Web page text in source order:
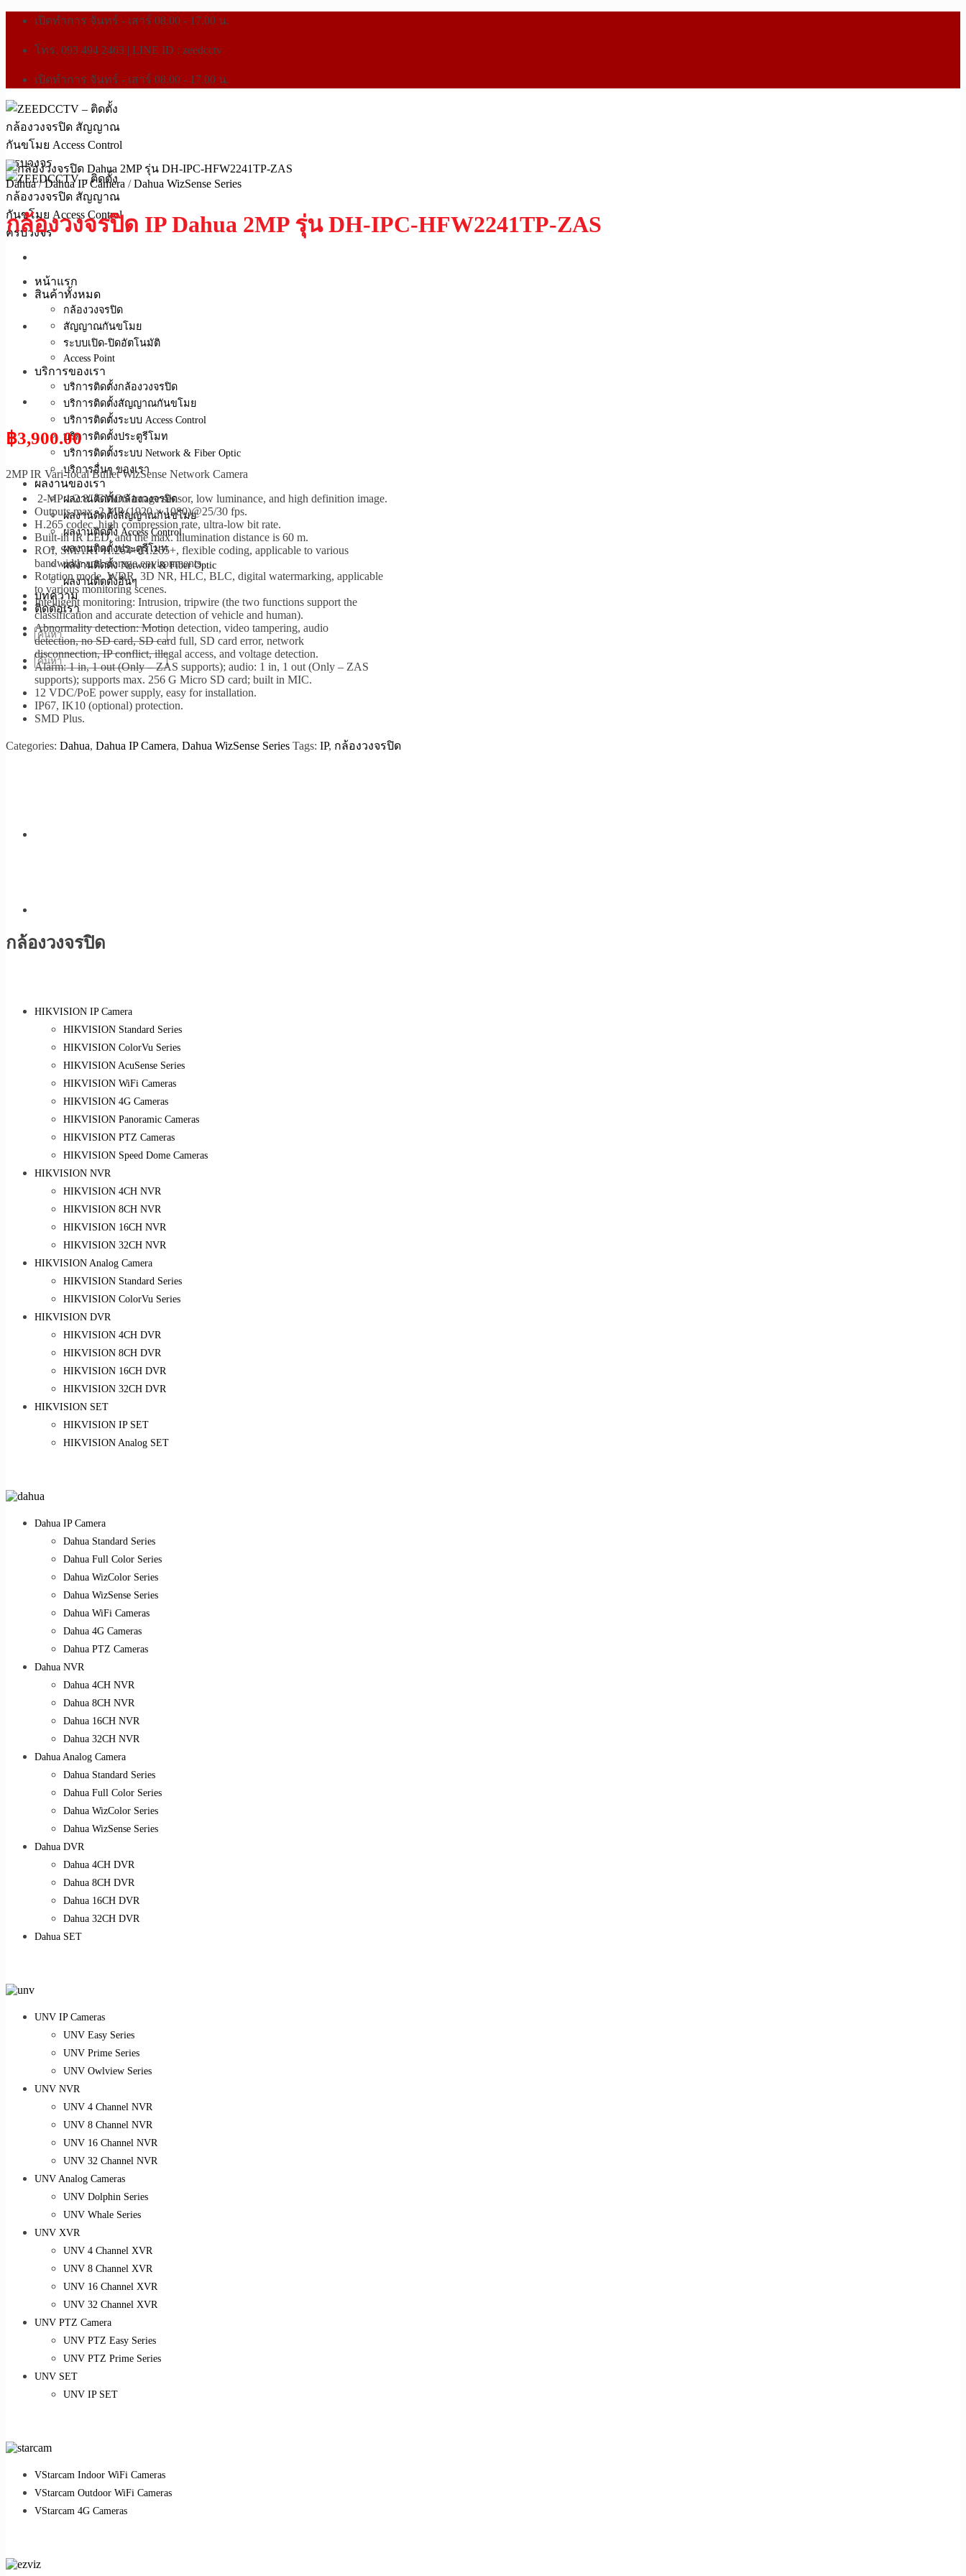
เปิดทำการ จันทร์ - เสาร์ 08.00 - 17.00 น.
โทร. 093 494 2463 | LINE ID : zeedcctv
เปิดทำการ จันทร์ - เสาร์ 08.00 - 17.00 น.
หน้าแรก
สินค้าทั้งหมด
กล้องวงจรปิด
สัญญาณกันขโมย
ระบบเปิด-ปิดอัตโนมัติ
Access Point
บริการของเรา
บริการติดตั้งกล้องวงจรปิด
บริการติดตั้งสัญญาณกันขโมย
บริการติดตั้งระบบ Access Control
บริการติดตั้งประตูรีโมท
บริการติดตั้งระบบ Network & Fiber Optic
บริการอื่นๆ ของเรา
ผลงานของเรา
ผลงานติดตั้งกล้องวงจรปิด
ผลงานติดตั้งสัญญาณกันขโมย
ผลงานติดตั้ง Access Control
ผลงานติดตั้งประตูรีโมท
ผลงานติดตั้ง Network & Fiber Optic
ผลงานติดตั้งอื่นๆ
บทความ
ติดต่อเรา
Dahua / Dahua IP Camera / Dahua WizSense Series
กล้องวงจรปิด IP Dahua 2MP รุ่น DH-IPC-HFW2241TP-ZAS
฿3,900.00
2MP IR Vari-focal Bullet WizSense Network Camera
2-MP 1/2.8″ CMOS image sensor, low luminance, and high definition image.
Outputs max. 2 MP (1920 × 1080)@25/30 fps.
H.265 codec, high compression rate, ultra-low bit rate.
Built-in IR LED, and the max. illumination distance is 60 m.
ROI, SMART H.264+/H.265+, flexible coding, applicable to various
bandwidth and storage environments.
Rotation mode, WDR, 3D NR, HLC, BLC, digital watermarking, applicable
to various monitoring scenes.
Intelligent monitoring: Intrusion, tripwire (the two functions support the
classification and accurate detection of vehicle and human).
Abnormality detection: Motion detection, video tampering, audio
detection, no SD card, SD card full, SD card error, network
disconnection, IP conflict, illegal access, and voltage detection.
Alarm: 1 in, 1 out (Only – ZAS supports); audio: 1 in, 1 out (Only – ZAS
supports); supports max. 256 G Micro SD card; built in MIC.
12 VDC/PoE power supply, easy for installation.
IP67, IK10 (optional) protection.
SMD Plus.
Categories: Dahua, Dahua IP Camera, Dahua WizSense Series Tags: IP, กล้องวงจรปิด
กล้องวงจรปิด
HIKVISION IP Camera
HIKVISION Standard Series
HIKVISION ColorVu Series
HIKVISION AcuSense Series
HIKVISION WiFi Cameras
HIKVISION 4G Cameras
HIKVISION Panoramic Cameras
HIKVISION PTZ Cameras
HIKVISION Speed Dome Cameras
HIKVISION NVR
HIKVISION 4CH NVR
HIKVISION 8CH NVR
HIKVISION 16CH NVR
HIKVISION 32CH NVR
HIKVISION Analog Camera
HIKVISION Standard Series
HIKVISION ColorVu Series
HIKVISION DVR
HIKVISION 4CH DVR
HIKVISION 8CH DVR
HIKVISION 16CH DVR
HIKVISION 32CH DVR
HIKVISION SET
HIKVISION IP SET
HIKVISION Analog SET
Dahua IP Camera
Dahua Standard Series
Dahua Full Color Series
Dahua WizColor Series
Dahua WizSense Series
Dahua WiFi Cameras
Dahua 4G Cameras
Dahua PTZ Cameras
Dahua NVR
Dahua 4CH NVR
Dahua 8CH NVR
Dahua 16CH NVR
Dahua 32CH NVR
Dahua Analog Camera
Dahua Standard Series
Dahua Full Color Series
Dahua WizColor Series
Dahua WizSense Series
Dahua DVR
Dahua 4CH DVR
Dahua 8CH DVR
Dahua 16CH DVR
Dahua 32CH DVR
Dahua SET
UNV IP Cameras
UNV Easy Series
UNV Prime Series
UNV Owlview Series
UNV NVR
UNV 4 Channel NVR
UNV 8 Channel NVR
UNV 16 Channel NVR
UNV 32 Channel NVR
UNV Analog Cameras
UNV Dolphin Series
UNV Whale Series
UNV XVR
UNV 4 Channel XVR
UNV 8 Channel XVR
UNV 16 Channel XVR
UNV 32 Channel XVR
UNV PTZ Camera
UNV PTZ Easy Series
UNV PTZ Prime Series
UNV SET
UNV IP SET
VStarcam Indoor WiFi Cameras
VStarcam Outdoor WiFi Cameras
VStarcam 4G Cameras